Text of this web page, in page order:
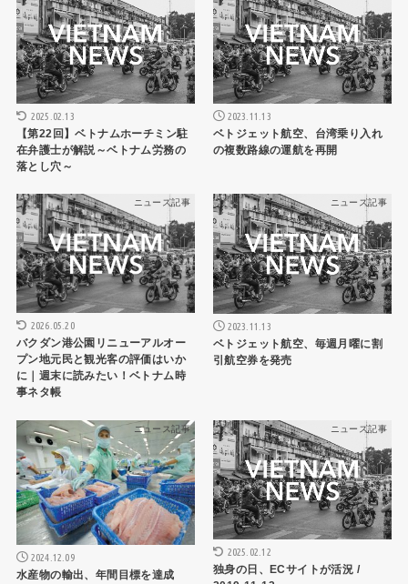
2025.02.13
【第22回】ベトナムホーチミン駐
在弁護士が解説～ベトナム労務の
落とし穴～
2023.11.13
ベトジェット航空、台湾乗り入れ
の複数路線の運航を再開
ニュース記事
2026.05.20
バクダン港公園リニューアルオー
プン地元民と観光客の評価はいか
に｜週末に読みたい！ベトナム時
事ネタ帳
ニュース記事
2023.11.13
ベトジェット航空、毎週月曜に割
引航空券を発売
ニュース記事
2024.12.09
水産物の輸出、年間目標を達成
ニュース記事
2025.02.12
独身の日、ECサイトが活況 /